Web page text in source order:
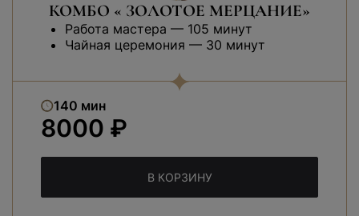
КОМБО « ЗОЛОТОЕ МЕРЦАНИЕ»
Работа мастера — 105 минут
Чайная церемония — 30 минут
140 мин
8000 ₽
В КОРЗИНУ